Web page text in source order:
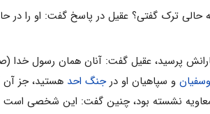
حالی ترک گفتی؟ عقیل در پاسخ گفت: او
و سپاهیان او درجنگ احد هستید، جز آن
نشسته بود، چنین گفت: این شخصی است که